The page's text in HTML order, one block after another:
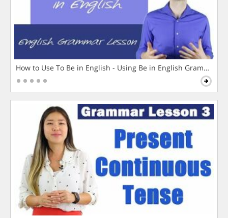
How to Use To Be in English - Using Be in English Grammar